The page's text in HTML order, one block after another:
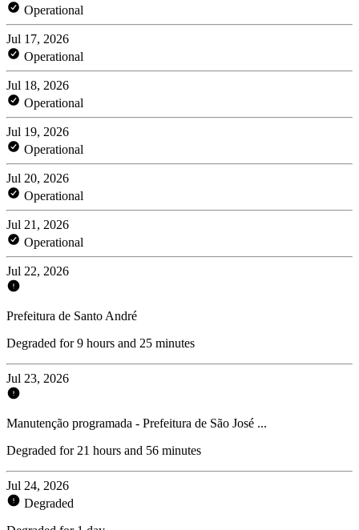
Operational
Jul 17, 2026
Operational
Jul 18, 2026
Operational
Jul 19, 2026
Operational
Jul 20, 2026
Operational
Jul 21, 2026
Operational
Jul 22, 2026
Prefeitura de Santo André
Degraded for 9 hours and 25 minutes
Jul 23, 2026
Manutenção programada - Prefeitura de São José ...
Degraded for 21 hours and 56 minutes
Jul 24, 2026
Degraded